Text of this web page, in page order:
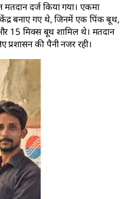
दर्ज किया गया। एकमा
बनाए गए थे, जिनमें एक पिंक बूथ,
15 मिक्स बूथ शामिल थे। मतदान
प्रशासन की पैनी नजर रही।